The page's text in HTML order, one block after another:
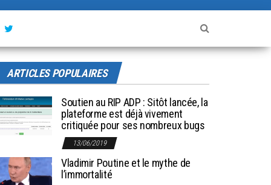
ARTICLES POPULAIRES
Soutien au RIP ADP : Sitôt lancée, la
plateforme est déjà vivement
critiquée pour ses nombreux bugs
13/06/2019
Vladimir Poutine et le mythe de
l’immortalité